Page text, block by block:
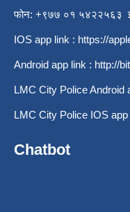
फोन: +९७७ ०१ ५४२२५६३
IOS app link : https://
Android app link : http://
LMC City Police Android
LMC City Police IOS app
Chatbot